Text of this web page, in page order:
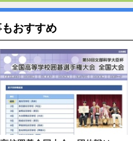
おすすめ